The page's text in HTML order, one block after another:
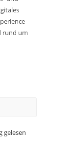
rund um
gelesen